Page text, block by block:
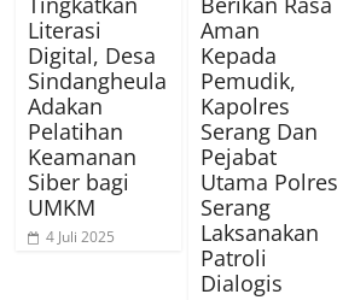
Literasi
Digital, Desa
Sindangheula
Adakan
Pelatihan
Keamanan
Siber bagi
UMKM
4 Juli 2025
Aman
Kepada
Pemudik,
Kapolres
Serang Dan
Pejabat
Utama Polres
Serang
Laksanakan
Patroli
Dialogis